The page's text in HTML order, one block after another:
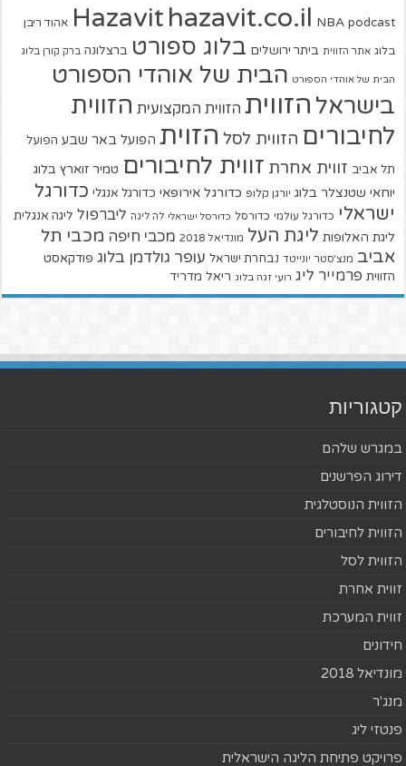
Hazavit hazavit.co.il NBA podcast אהוד ריבן
בלוג אתר הזווית ביתר ירושלים בלוג ספורט ברצלונה ברק קורן בלוג
הבית של אוהדי הספורט הבית של אוהדי הספורט
בישראל הזווית הזווית המקצועית הזווית
לחיבורים הזווית לסל הזוית הפועל באר שבע הפועל
תל אביב זווית אחרת זווית לחיבורים טמיר זוארץ בלוג
יוחאי שטנצלר בלוג יורגן קלופ כדורגל אירופאי כדורגל אנגלי כדורגל
ישראלי כדורגל עולמי כדורסל כדורסל ישראלי לה ליגה ליברפול ליגה אנגלית
ליגת האלופות ליגת העל מונדיאל 2018 מכבי חיפה מכבי תל
אביב מנצ'סטר יונייטד נבחרת ישראל עופר גולדמן בלוג פודקאסט
הזווית פרמייר ליג רועי זגה בלוג ריאל מדריד
קטגוריות
במגרש שלהם
דירוג הפרשנים
הזווית הנוסטלגית
הזווית לחיבורים
הזווית לסל
זווית אחרת
זווית המערכת
חידונים
מונדיאל 2018
מנג'ר
פנטזי ליג
פרויקט פתיחת הליגה הישראלית